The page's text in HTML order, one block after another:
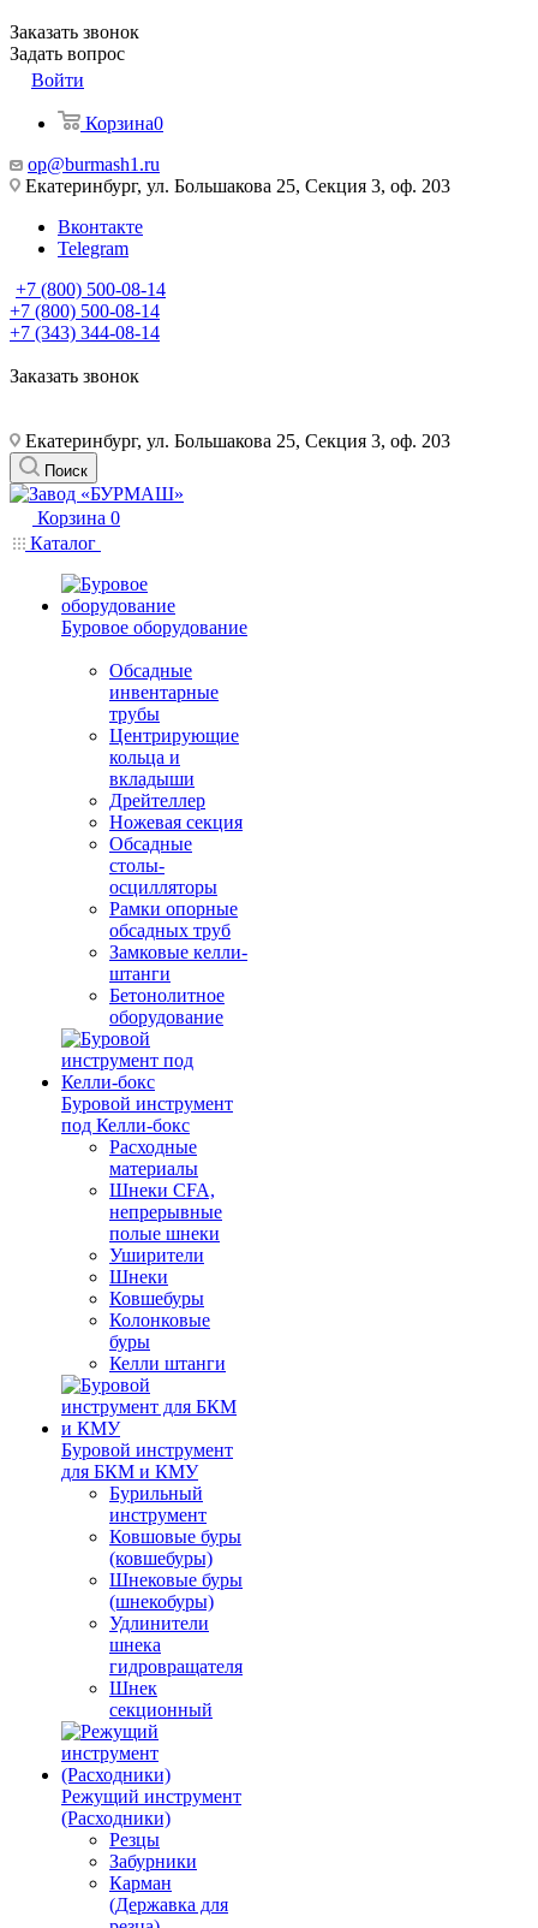
Заказать звонок
Задать вопрос
Войти
Корзина0
op@burmash1.ru
Екатеринбург, ул. Большакова 25, Секция 3, оф. 203
Вконтакте
Telegram
+7 (800) 500-08-14
+7 (800) 500-08-14
+7 (343) 344-08-14
Заказать звонок
Екатеринбург, ул. Большакова 25, Секция 3, оф. 203
Поиск
Корзина 0
Каталог
Буровое оборудование
Обсадные
инвентарные
трубы
Центрирующие
кольца и
вкладыши
Дрейтеллер
Ножевая секция
Обсадные
столы-
осцилляторы
Рамки опорные
обсадных труб
Замковые келли-
штанги
Бетонолитное
оборудование
Буровой инструмент
под Келли-бокс
Расходные
материалы
Шнеки CFA,
непрерывные
полые шнеки
Уширители
Шнеки
Ковшебуры
Колонковые
буры
Келли штанги
Буровой инструмент
для БКМ и КМУ
Бурильный
инструмент
Ковшовые буры
(ковшебуры)
Шнековые буры
(шнекобуры)
Удлинители
шнека
гидровращателя
Шнек
секционный
Режущий инструмент
(Расходники)
Резцы
Забурники
Карман
(Державка для